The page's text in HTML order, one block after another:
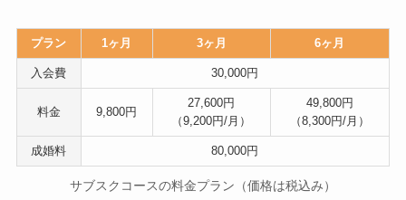
プラン 1ヶ月 3ヶ月 6ヶ月
入会費 30,000円
料金 9,800円
27,600円
（9,200円/月）
49,800円
（8,300円/月）
成婚料 80,000円
サブスクコースの料金プラン（価格は税込み）